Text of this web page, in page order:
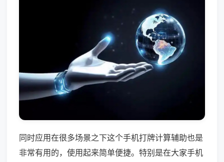
同时应用在很多场景之下这个手机打牌计算辅助也是
非常有用的，使用起来简单便捷。特别是在大家手机